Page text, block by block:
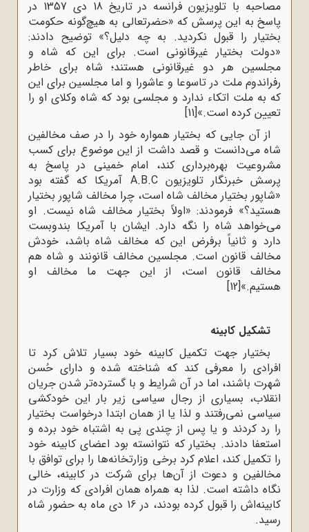
مصاحبه با تلویزیون فرانسه در تاریخ 18 دی 1357 در
پاسخ به این پرسش که «حضرتعالی به هیچ‌گونه حکومت
بختیار را قبول نکردید. به چه دلیل؟» توضیح دادند:
«دولت بختیار غیرقانونی است. برای این که شاه و
مجلسین هر دو غیرقانونی هستند؛ شاه برای خاطر
رفراندوم ملت در تاسوعا و عاشورا و اما مجلسین برای این
که به ملت اتکاء ندارد و مجلسی بود که شاه وکلای او را
تعیین کرده است.»[11]
از آن‌ جایی که بختیار همواره خود را در صف مخالفین
شاه می‌دانست و قصد داشت از این موضوع برای کسب
مشروعیت بهره‌برداری کند، امام خمینی در پاسخ به
پرسش خبرنگار تلویزیون A.B.C آمریکا که گفته بود
«شاپور بختیار مخالف شاه است، چرا مخالف شاپور بختیار
هستید؟» فرمودند: «اولاً بختیار مخالف شاه نیست. او
می‌خواهد شاه را نگه ‌دارد. ایشان با آمریکا بندوبست
دارد و ثانیاً برفرض این که مخالف شاه باشد، خودش
مخالف قانون است. مجلسین مخالف قانونند و شاه هم
مخالف قانون است، از این جهت ما مخالف او
هستیم.»[12]
تشکیل کابینه
بختیار جهت تکمیل کابینه خود بسیار تلاش کرد تا
افرادی را معرفی کند که شناخته ‌شده و دارای حُسن
شهرت باشند، اما در آن شرایط و با گسترده‌تر شدن جریان
انقلاب، بسیاری از رجال سیاسی زیر بار این خودکشی
سیاسی نمی‌رفتند و لذا یا از همان ابتدا درخواست بختیار
را رد کردند و یا پس از چندی پی به اشتباه خود برده و
استعفا دادند. بختیار که نتوانسته بود اعضای کابینه خود
را تکمیل کند، اعلام کرد برخی وزارتخانه‌ها را برای توافق با
مخالفین و دعوت از آن‌ها برای شرکت در کابینه، خالی
نگاه داشته است. لذا به همراه همان افرادی که وزارت در
کابینه‌اش را قبول کرده بودند، در 16 دی ‌ماه به حضور شاه
رسید.